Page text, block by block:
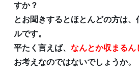
すか？
とお聞きするとほとんどの方は
ルです。
平たく言えば、 なんとか収まるん
お考えなのではないでしょうか。